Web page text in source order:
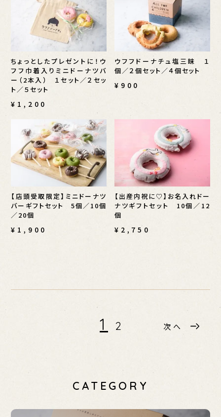
ちょっとしたプレゼントに！ウ
フフ巾着入りミニドーナツバ
ー（2本入） １セット／２セッ
ト／５セット
¥1,200
ウフフドーナチュ塩三昧 １
個／２個セット／４個セット
¥900
【店頭受取限定】ミニドーナツ
バーギフトセット 5個／10個
／20個
¥1,900
【出産内祝に♡】お名入れドー
ナツギフトセット 10個／12
個
¥2,750
1 2 次へ
CATEGORY